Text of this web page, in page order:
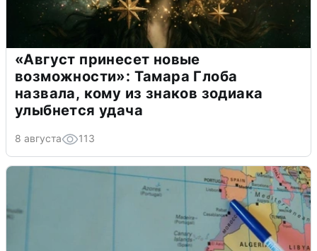
«Август принесет новые
возможности»: Тамара Глоба
назвала, кому из знаков зодиака
улыбнется удача
8 августа 113